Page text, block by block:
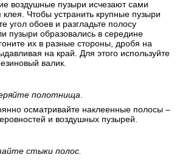
воздушные пузыри исчезают сами
Чтобы устранить крупные пузыри
угол обоев и разгладьте полосу
пузыри образовались в середине
их в разные стороны, дробя на
на край. Для этого используйте
валик.
полотнища.
осматривайте наклеенные полосы –
и воздушных пузырей.
стыки полос.